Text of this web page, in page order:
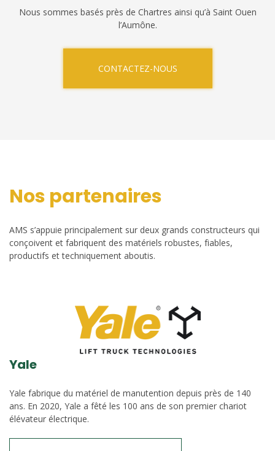
Nous sommes basés près de Chartres ainsi qu’à Saint Ouen
l’Aumône.
CONTACTEZ-NOUS
Nos partenaires
AMS s’appuie principalement sur deux grands constructeurs qui
conçoivent et fabriquent des matériels robustes, fiables,
productifs et techniquement aboutis.
Yale
Yale fabrique du matériel de manutention depuis près de 140
ans. En 2020, Yale a fêté les 100 ans de son premier chariot
élévateur électrique.